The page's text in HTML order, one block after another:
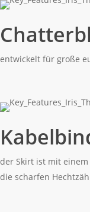
entwickelt für große
der Skirt ist mit
die scharfen